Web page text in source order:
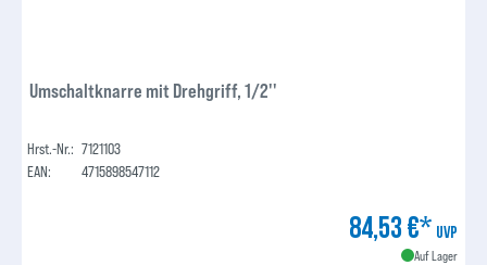
Umschaltknarre mit Drehgriff, 1/2''
Hrst.-Nr.: 7121103
EAN:
4715898547112
84,53 €* UVP
Auf Lager